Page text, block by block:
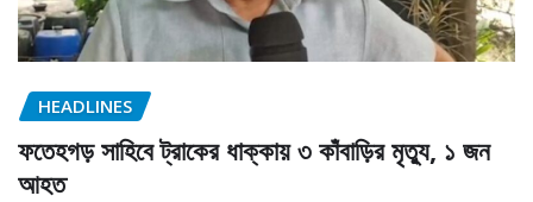
HEADLINES
ফতেহগড় সাহিবে ট্রাকের ধাক্কায় ৩ কাঁবাড়ির মৃত্যু, ১ জন
আহত